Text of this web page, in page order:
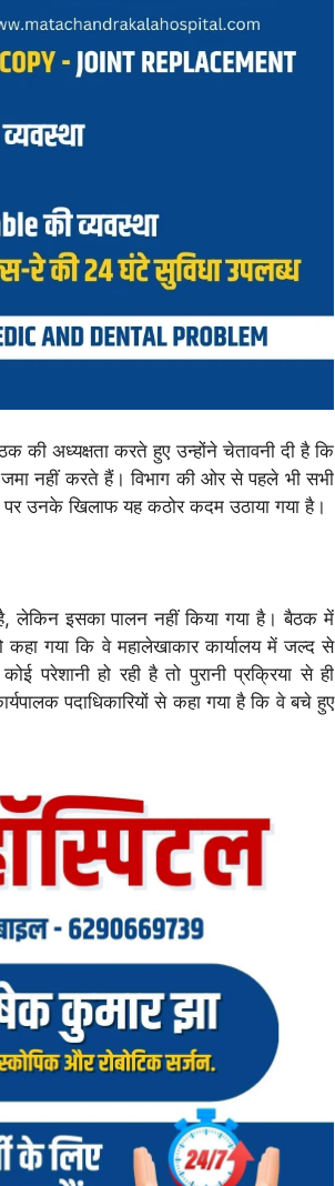
की अध्यक्षता करते हुए उन्होंने चेतावनी दी है कि
नहीं करते हैं। विभाग की ओर से पहले भी सभी
पर उनके खिलाफ यह कठोर कदम उठाया गया है।
लेकिन इसका पालन नहीं किया गया है। बैठक में
कहा गया कि वे महालेखाकार कार्यालय में जल्द से
परेशानी हो रही है तो पुरानी प्रक्रिया से ही
पदाधिकारियों से कहा गया है कि वे बचे हुए